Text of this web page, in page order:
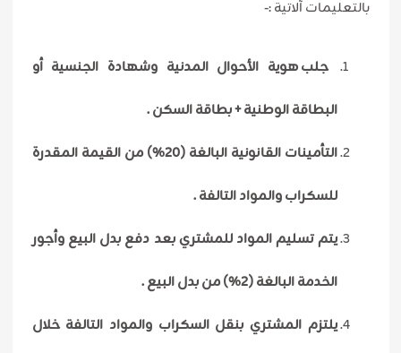
بالتعليمات آلاتية :-
جلب هوية الأحوال المدنية وشهادة الجنسية أو
البطاقة الوطنية + بطاقة السكن .
التأمينات القانونية البالغة (20%) من القيمة المقدرة
للسكراب والمواد التالفة .
يتم تسليم المواد للمشتري بعد دفع بدل البيع وأجور
الخدمة البالغة (2%) من بدل البيع .
يلتزم المشتري بنقل السكراب والمواد التالفة خلال